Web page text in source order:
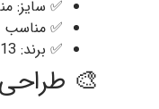
✅ سایز:
✅ مناسب
✅ برند: 313 – تولید ایران
🎨